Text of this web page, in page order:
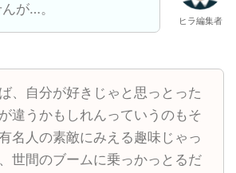
が…。
ヒラ編集者
、自分が好きじゃと思っとった
違うかもしれんっていうのもそ
名人の素敵にみえる趣味じゃっ
世間のブームに乗っかっとるだ